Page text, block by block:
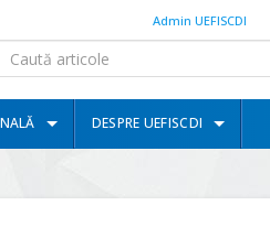
Admin UEFISCDI
DESPRE UEFISCDI